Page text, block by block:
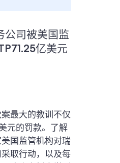
公司被美国监
亿美元
最大的教训不仅
元的罚款。了解
国监管机构对瑞
取行动，以及每